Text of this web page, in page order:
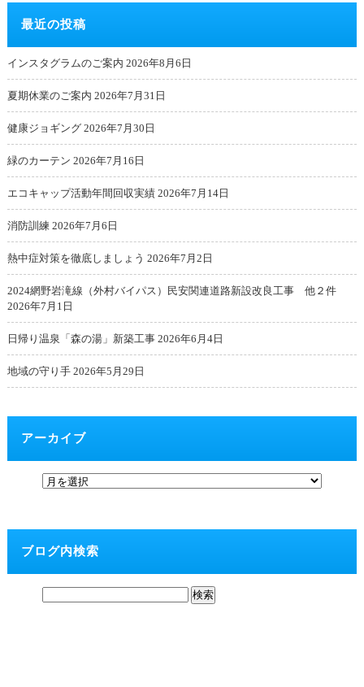
最近の投稿
インスタグラムのご案内 2026年8月6日
夏期休業のご案内 2026年7月31日
健康ジョギング 2026年7月30日
緑のカーテン 2026年7月16日
エコキャップ活動年間回収実績 2026年7月14日
消防訓練 2026年7月6日
熱中症対策を徹底しましょう 2026年7月2日
2024網野岩滝線（外村バイパス）民安関連道路新設改良工事 他２件
2026年7月1日
日帰り温泉「森の湯」新築工事 2026年6月4日
地域の守り手 2026年5月29日
アーカイブ
ブログ内検索